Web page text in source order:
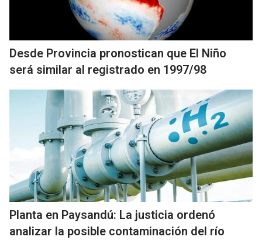
Desde Provincia pronostican que El Niño
será similar al registrado en 1997/98
Planta en Paysandú: La justicia ordenó
analizar la posible contaminación del río